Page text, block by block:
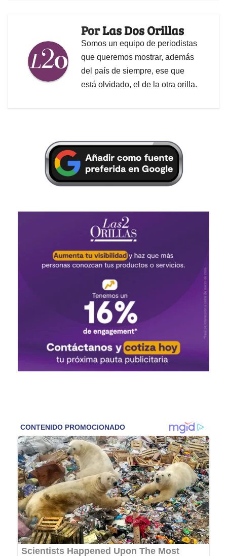
PorLas Dos Orillas
Somos un equipo de periodistas
que queremos mostrar, además
del país de siempre, ese que
está olvidado, el de la otra orilla.